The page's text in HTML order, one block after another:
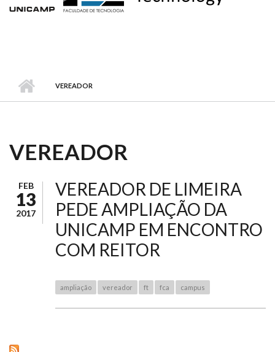
VEREADOR
VEREADOR
FEB
13
2017
VEREADOR DE LIMEIRA
PEDE AMPLIAÇÃO DA
UNICAMP EM ENCONTRO
COM REITOR
ampliação vereador ft fca campus